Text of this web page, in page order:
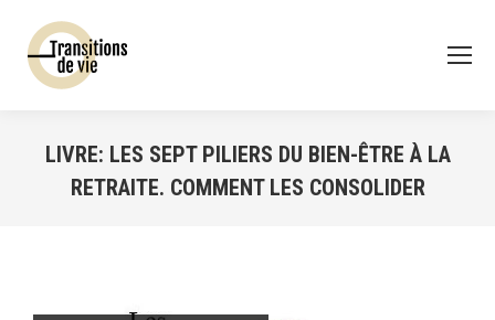
LIVRE: LES SEPT PILIERS DU BIEN-ÊTRE À LA
RETRAITE. COMMENT LES CONSOLIDER